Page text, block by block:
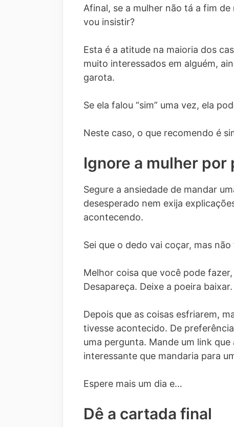
Afinal, se a mulher não tá a fim
vou insistir?
Esta é a atitude na maioria dos
muito interessados em alguém,
garota.
Se ela falou “sim” uma vez, ela
Neste caso, o que recomendo é
Ignore a mulher por
Segure a ansiedade de mandar
desesperado nem exija
acontecendo.
Sei que o dedo vai coçar, mas
Melhor coisa que você pode
Desapareça. Deixe a poeira baixar.
Depois que as coisas esfriarem,
tivesse acontecido. De
uma pergunta. Mande um link
interessante que mandaria para
Espere mais um dia e…
Dê a cartada final